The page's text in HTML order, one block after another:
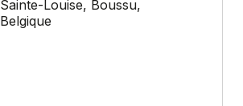
Sainte-Louise, Boussu,
Belgique